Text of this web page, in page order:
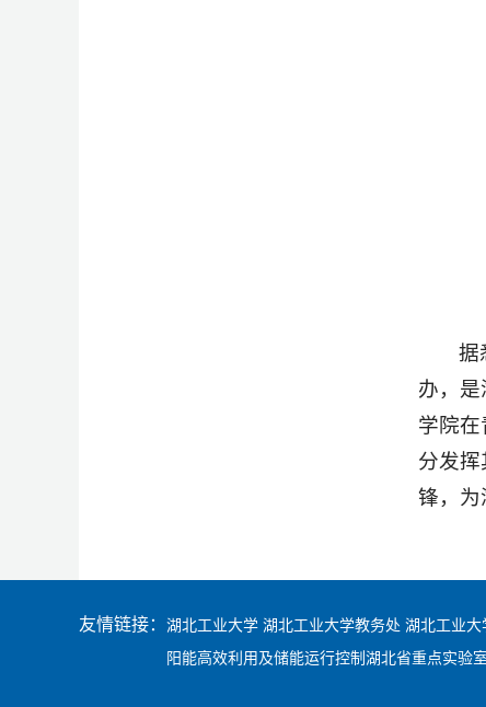
据
办，
学院
分发
锋，为
友情链接： 湖北工业大学 湖北工业大学教务处 湖北工业
阳能高效利用及储能运行控制湖北省重点实验室